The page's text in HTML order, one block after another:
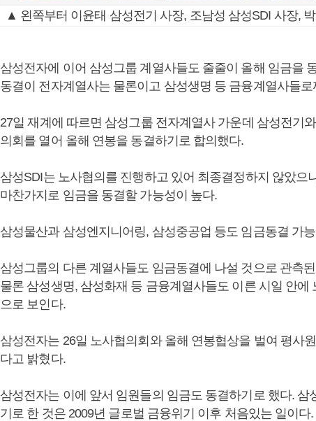
▲ 왼쪽부터 이윤태 삼성전기 사장, 조남성 삼성SDI 사장,
삼성전자에 이어 삼성그룹 계열사들도 줄줄이 올해 임금을
동결이 전자계열사는 물론이고 삼성생명 등 금융계열사들
27일 재계에 따르면 삼성그룹 전자계열사 가운데 삼성전기
의회를 열어 올해 연봉을 동결하기로 합의했다.
삼성SDI는 노사협의를 진행하고 있어 최종결정하지 않았으
마찬가지로 임금을 동결할 가능성이 높다.
삼성물산과 삼성엔지니어링, 삼성중공업 등도 임금동결 가
삼성그룹의 다른 계열사들도 임금동결에 나설 것으로 관측
물론 삼성생명, 삼성화재 등 금융계열사들도 이른 시일 안에
으로 보인다.
삼성전자는 26일 노사협의회와 올해 연봉협상을 벌여 평사
다고 밝혔다.
삼성전자는 이에 앞서 임원들의 임금도 동결하기로 했다. 삼
기로 한 것은 2009년 글로벌 금융위기 이후 처음있는 일이다.